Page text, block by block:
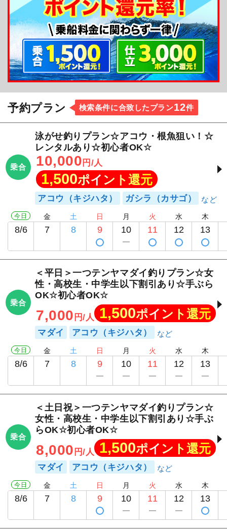
子様でも安心して楽しんで貰えるようにサポート致
します！ご家族やカップル、気心知れた仲間同士で
の思い出作りにぜひご利用ください♪i-Pilot（アイパ
イロット）を導入いたしました！
予約プラン 検索条件に合致したプラン12件
乗合
泳がせ釣りプラン☆アコウ・根魚狙い！☆
レンタルあり☆初心者OK☆
10,000 円/人
1,500ポイント還元
アコウ（キジハタ） ガシラ（カサゴ）
今日
8/6
金
7
土
8
日
9
月
10
火
11
水
12
木
13
乗合
＜平日＞一つテンヤマダイ釣りプラン☆女
性・高校生・中学生以下割引あり☆手ぶら
OK☆初心者OK☆
7,000 円/人 1,500ポイント還元
マダイ アコウ（キジハタ）
今日
8/6
金
7
土
8
日
9
月
10
火
11
水
12
木
13
乗合
＜土日祝＞一つテンヤマダイ釣りプラン☆
女性・高校生・中学生以下割引あり☆手ぶ
らOK☆初心者OK☆
8,000 円/人 1,500ポイント還元
マダイ アコウ（キジハタ）
今日
8/6
金
7
土
8
日
9
月
10
火
11
水
12
木
13